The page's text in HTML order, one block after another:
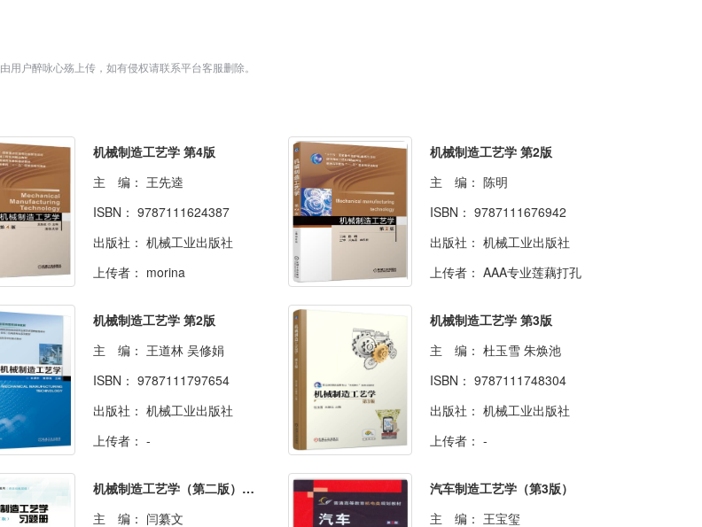
用户醉咏心殇上传，如有侵权请联系平台客服删除。
机械制造工艺学 第4版
主 编： 王先逵
ISBN： 9787111624387
出版社： 机械工业出版社
上传者： morina
机械制造工艺学 第2版
主 编： 陈明
ISBN： 9787111676942
出版社： 机械工业出版社
上传者： AAA专业莲藕打孔
机械制造工艺学 第2版
主 编： 王道林 吴修娟
ISBN： 9787111797654
出版社： 机械工业出版社
上传者： -
机械制造工艺学 第3版
主 编： 杜玉雪 朱焕池
ISBN： 9787111748304
出版社： 机械工业出版社
上传者： -
机械制造工艺学（第二版）习题册
主 编： 闫纂文
汽车制造工艺学（第3版）
主 编： 王宝玺